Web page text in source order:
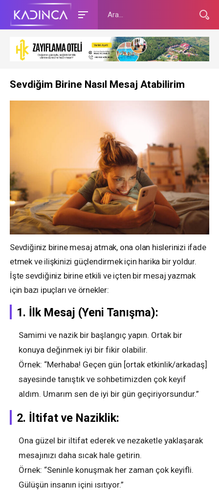
Sevdiğim Birine Nasıl Mesaj Atabilirim
Sevdiğiniz birine mesaj atmak, ona olan hislerinizi ifade
etmek ve ilişkinizi güçlendirmek için harika bir yoldur.
İşte sevdiğiniz birine etkili ve içten bir mesaj yazmak
için bazı ipuçları ve örnekler:
1. İlk Mesaj (Yeni Tanışma):
Samimi ve nazik bir başlangıç yapın. Ortak bir
konuya değinmek iyi bir fikir olabilir.
Örnek: “Merhaba! Geçen gün [ortak etkinlik/arkadaş]
sayesinde tanıştık ve sohbetimizden çok keyif
aldım. Umarım sen de iyi bir gün geçiriyorsundur.”
2. İltifat ve Naziklik:
Ona güzel bir iltifat ederek ve nezaketle yaklaşarak
mesajınızı daha sıcak hale getirin.
Örnek: “Seninle konuşmak her zaman çok keyifli.
Gülüşün insanın içini ısıtıyor.”